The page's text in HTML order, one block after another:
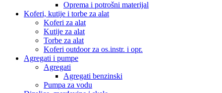
Oprema i potrošni materijal
Koferi, kutije i torbe za alat
Koferi za alat
Kutije za alat
Torbe za alat
Koferi outdoor za os.instr. i opr.
Agregati i pumpe
Agregati
Agregati benzinski
Pumpa za vodu